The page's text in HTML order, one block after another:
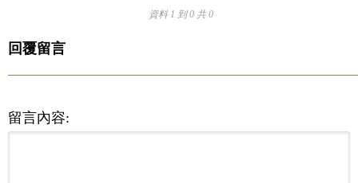
資料 1 到 0 共 0
回覆留言
留言內容: